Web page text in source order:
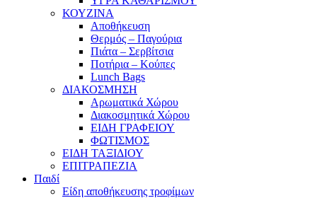
ΚΟΥΖΙΝΑ
Αποθήκευση
Θερμός – Παγούρια
Πιάτα – Σερβίτσια
Ποτήρια – Κούπες
Lunch Bags
ΔΙΑΚΟΣΜΗΣΗ
Αρωματικά Χώρου
Διακοσμητικά Χώρου
ΕΙΔΗ ΓΡΑΦΕΙΟΥ
ΦΩΤΙΣΜΟΣ
ΕΙΔΗ ΤΑΞΙΔΙΟΥ
ΕΠΙΤΡΑΠΕΖΙΑ
Παιδί
Είδη αποθήκευσης τροφίμων